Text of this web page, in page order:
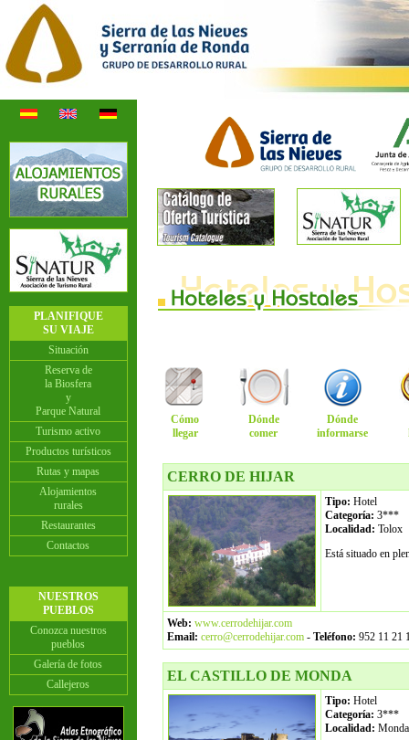
PLANIFIQUE
SU VIAJE
Situación
Reserva de
la Biosfera
y
Parque Natural
Turismo activo
Productos turísticos
Rutas y mapas
Alojamientos
rurales
Restaurantes
Contactos
NUESTROS
PUEBLOS
Conozca nuestros
pueblos
Galería de fotos
Callejeros
Cómo
llegar
Dónde
comer
Dónde
informarse
CERRO DE HIJAR
Tipo: Hotel
Categoría: 3***
Localidad: Tolox
Está situado en
Web: www.cerrodehijar.com
Email: cerro@cerrodehijar.com -Teléfono: 952 11 21
EL CASTILLO DE MONDA
Tipo: Hotel
Categoría: 3***
Localidad: Monda